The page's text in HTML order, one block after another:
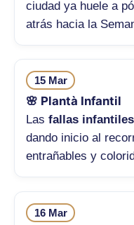
ciudad ya huele a
atrás hacia la
15 Mar
🌸 Plantà Infantil
Las fallas infantiles
dando inicio al
entrañables y
16 Mar